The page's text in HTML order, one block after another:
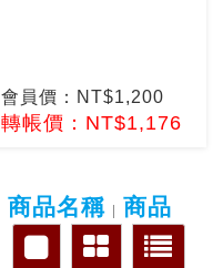
會員價：NT$1,200
轉帳價：NT$1,176
商品名稱 | 商品